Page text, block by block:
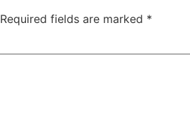
Required fields are marked *